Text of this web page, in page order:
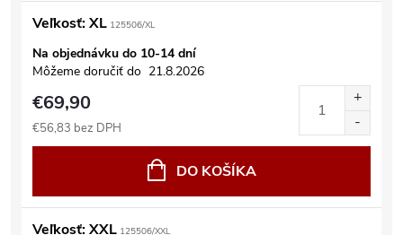
Veľkosť: XL 125506/XL
Na objednávku do 10-14 dní
Môžeme doručiť do 21.8.2026
€69,90
€56,83 bez DPH
DO KOŠÍKA
Veľkosť: XXL 125506/XXL